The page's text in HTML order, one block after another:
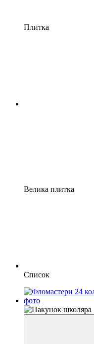
Плитка
Велика плитка
Список